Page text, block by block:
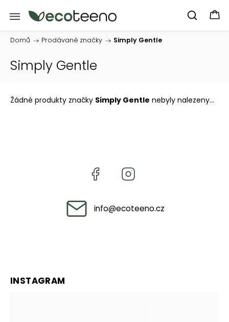
Domů / Prodávané značky / Simply Gentle
Simply Gentle
Žádné produkty značky Simply Gentle nebyly nalezeny...
info@ecoteeno.cz
INSTAGRAM